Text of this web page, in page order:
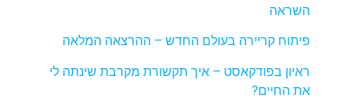
השראה
פיתוח קריירה בעולם החדש – ההרצאה המלאה
ראיון בפודקאסט – איך תקשורת מקרבת שינתה לי
את החיים?